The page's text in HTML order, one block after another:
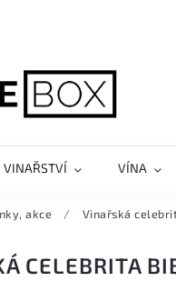
VINAŘSTVÍ VÍNA
akce / Vinařská
CELEBRITA